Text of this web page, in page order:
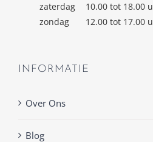
zaterdag
10.00 tot 18.00 u
zondag
12.00 tot 17.00 u
INFORMATIE
Over Ons
Blog